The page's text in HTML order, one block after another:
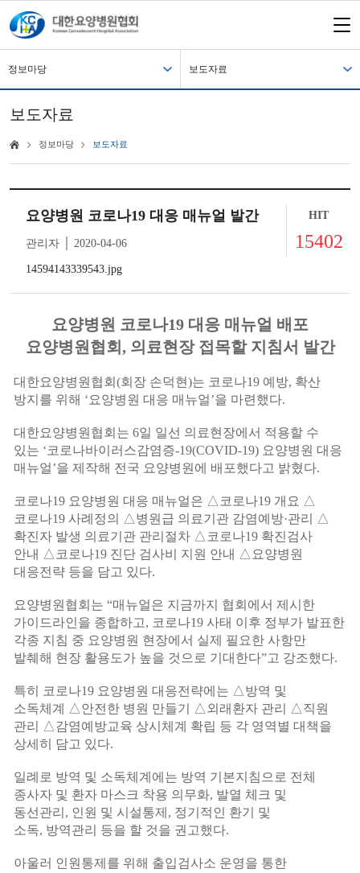
정보마당 보도자료
보도자료
정보마당 보도자료
요양병원 코로나19 대응 매뉴얼 발간
관리자 │ 2020-04-06
14594143339543.jpg
HIT
15402
요양병원 코로나19 대응 매뉴얼 배포
요양병원협회 , 의료현장 접목할 지침서 발간
대한요양병원협회 (회장 손덕현)는 코로나19 예방, 확산
방지를 위해 ‘요양병원 대응 매뉴얼’을 마련했다.
대한요양병원협회는 6일 일선 의료현장에서 적용할 수
있는 ‘코로나바이러스감염증-19(COVID-19) 요양병원 대응
매뉴얼’을 제작해 전국 요양병원에 배포했다고 밝혔다.
코로나19 요양병원 대응 매뉴얼은 △ 코로나19 개요 △
코로나19 사례정의 △병원급 의료기관 감염예방·관리
△
확진자 발생 의료기관 관리절차 △ 코로나19 확진검사
안내 △ 코로나19 진단 검사비 지원 안내 △ 요양병원
대응전략 등을 담고 있다.
요양병원협회는 “매뉴얼은 지금까지 협회에서 제시한
가이드라인을 종합하고, 코로나19 사태 이후 정부가 발표한
각종 지침 중 요양병원 현장에서 실제 필요한 사항만
발췌해 현장 활용도가 높을 것으로 기대한다”고 강조했다.
특히 코로나19 요양병원 대응전략에는 △방역 및
소독체계
△안전한 병원 만들기 △외래환자 관리 △직원
관리
△감염예방교육 상시체계 확립 등 각 영역별 대책을
상세히 담고 있다.
일례로 방역 및 소독체계에는 방역 기본지침으로 전체
종사자 및 환자 마스크 착용 의무화, 발열 체크 및
동선관리 , 인원 및 시설통제 , 정기적인 환기 및
소독, 방역관리 등을 할 것을 권고했다.
아울러 인원통제를 위해 출입검사소 운영을 통한